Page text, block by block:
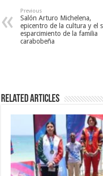
Previous
Salón Arturo Michelena,
epicentro de la cultura y el
esparcimiento de la familia
carabobeña
Related Articles